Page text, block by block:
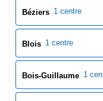
Boulogne-Billancourt
Boulogne-sur-Mer
Bourg-en-Bresse 1